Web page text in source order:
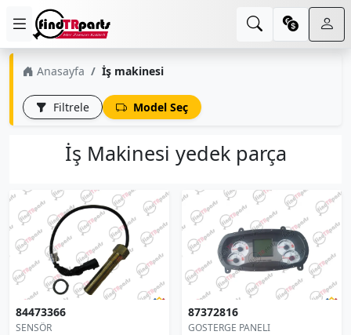
Anasayfa İş makinesi
Filtrele Model Seç
İş Makinesi yedek parça
84473366
SENSÖR
87372816
GOSTERGE PANELI